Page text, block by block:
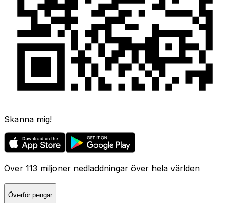
Skanna mig!
Över 113 miljoner nedladdningar över hela världen
Överför pengar